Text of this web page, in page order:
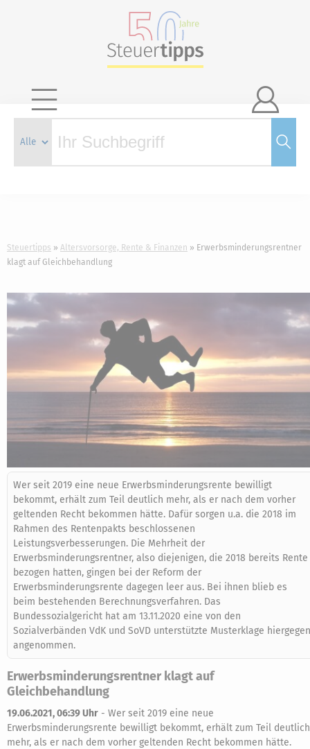

Steuertipps Altersvorsorge, Rente & Finanzen
Erwerbsminderungsrentner
klagt auf Gleichbehandlung
Wer seit 2019 eine neue Erwerbsminderungsrente bewilligt
bekommt, erhält zum Teil deutlich mehr, als er nach dem vorher
geltenden Recht bekommen hätte. Dafür sorgen u.a. die 2018 im
Rahmen des Rentenpakts beschlossenen
Leistungsverbesserungen. Die Mehrheit der
Erwerbsminderungsrentner, also diejenigen, die 2018 bereits Rente
bezogen hatten, gingen bei der Reform der
Erwerbsminderungsrente dagegen leer aus. Bei ihnen blieb es
beim bestehenden Berechnungsverfahren. Das
Bundessozialgericht hat am 13.11.2020 eine von den
Sozialverbänden VdK und SoVD unterstützte Musterklage hiergegen
angenommen.
Erwerbsminderungsrentner klagt auf
Gleichbehandlung
19.06.2021, 06:39 Uhr - Wer seit 2019 eine neue
Erwerbsminderungsrente bewilligt bekommt, erhält zum Teil deutlich
mehr, als er nach dem vorher geltenden Recht bekommen hätte.